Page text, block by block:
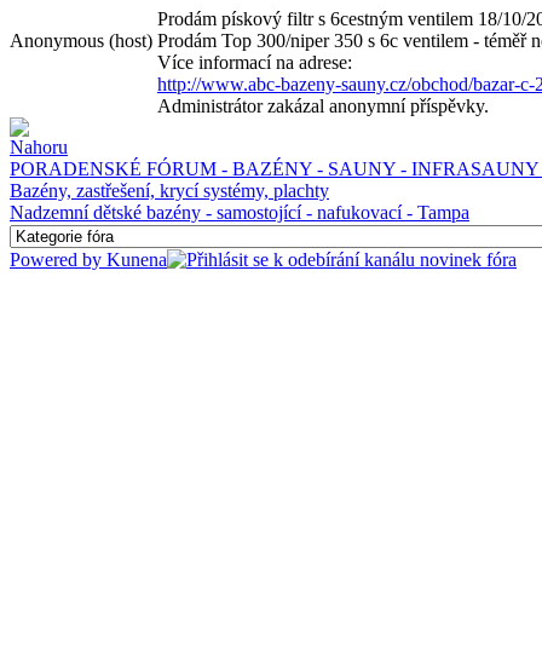
Anonymous (host)
Prodám pískový filtr s 6cestným ventilem 18/10/
Prodám Top 300/niper 350 s 6c ventilem -
Více informací na adrese:
http://www.abc-bazeny-sauny.cz/obchod/bazar-c-
Administrátor zakázal anonymní příspěvky.
PORADENSKÉ FÓRUM - BAZÉNY - SAUNY -
Bazény, zastřešení, krycí systémy, plachty
Nadzemní dětské bazény - samostojící - nafukovací - Tampa
Powered by Kunena